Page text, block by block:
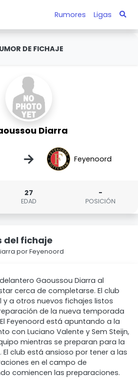
Rumores Ligas
DE FICHAJE
Diarra
→ Feyenoord
27
EDAD
-
POSICIÓN
del fichaje
por Feyenoord
Gaoussou Diarra al
cerca de completarse. El club
y a otros nuevos fichajes listos
de la nueva temporada
Feyenoord está apuntando a la
con Luciano Valente y Sem Steijn,
mientras se preparan para la
club está ansioso por tener a las
en el campo de
comiencen las preparaciones.